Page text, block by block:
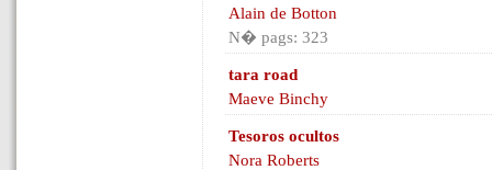
Alain de Botton
N� pags: 323
tara road
Maeve Binchy
Tesoros ocultos
Nora Roberts